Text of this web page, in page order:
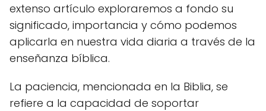
extenso artículo exploraremos a fondo su
significado, importancia y cómo podemos
aplicarla en nuestra vida diaria a través de la
enseñanza bíblica.
La paciencia, mencionada en la Biblia, se
refiere a la capacidad de soportar